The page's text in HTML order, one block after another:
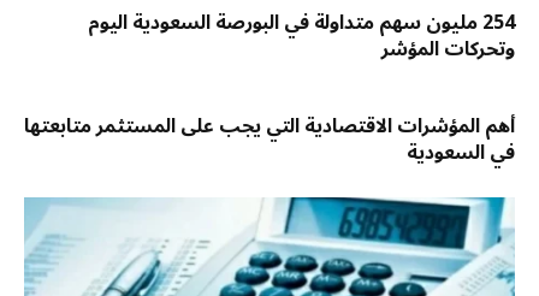
254 مليون سهم متداولة في البورصة السعودية اليوم
وتحركات المؤشر
أهم المؤشرات الاقتصادية التي يجب على المستثمر متابعتها
في السعودية